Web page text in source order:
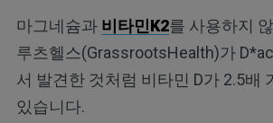
마그네슘과 비타민K2를 사용하지
루츠헬스(GrassrootsHealth)가
서 발견한 것처럼 비타민 D가 2.5배
있습니다.